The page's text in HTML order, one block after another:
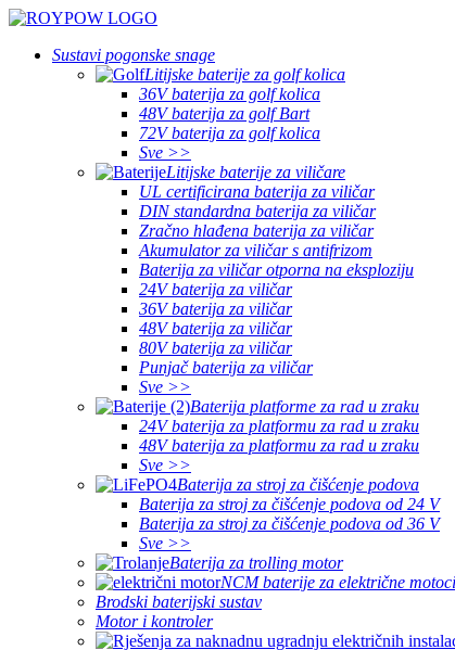
Sustavi pogonske snage
Litijske baterije za golf kolica
36V baterija za golf kolica
48V baterija za golf Bart
72V baterija za golf kolica
Sve >>
Litijske baterije za viličare
UL certificirana baterija za viličar
DIN standardna baterija za viličar
Zračno hlađena baterija za viličar
Akumulator za viličar s antifrizom
Baterija za viličar otporna na eksploziju
24V baterija za viličar
36V baterija za viličar
48V baterija za viličar
80V baterija za viličar
Punjač baterija za viličar
Sve >>
Baterija platforme za rad u zraku
24V baterija za platformu za rad u zraku
48V baterija za platformu za rad u zraku
Sve >>
Baterija za stroj za čišćenje podova
Baterija za stroj za čišćenje podova od 24 V
Baterija za stroj za čišćenje podova od 36 V
Sve >>
Baterija za trolling motor
NCM baterije za električne
Brodski baterijski sustav
Motor i kontroler